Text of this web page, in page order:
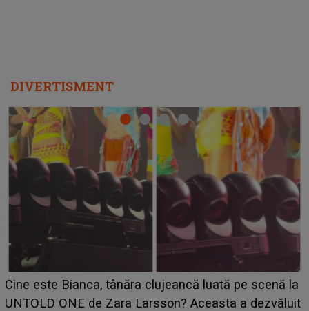
DIVERTISMENT
HOROSCOP 11 august 2026. Marte intră în Rac și
aduce tensiuni uriașe pentru o zodie! Conflictele